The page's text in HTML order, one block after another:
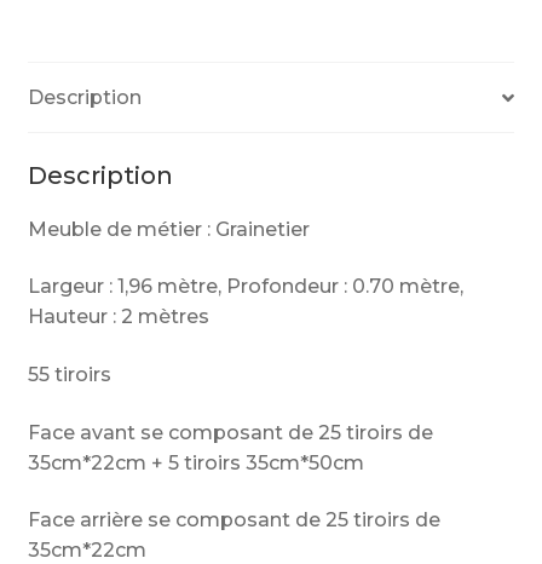
Description
Description
Meuble de métier : Grainetier
Largeur : 1,96 mètre, Profondeur : 0.70 mètre,
Hauteur : 2 mètres
55 tiroirs
Face avant se composant de 25 tiroirs de
35cm*22cm + 5 tiroirs 35cm*50cm
Face arrière se composant de 25 tiroirs de
35cm*22cm